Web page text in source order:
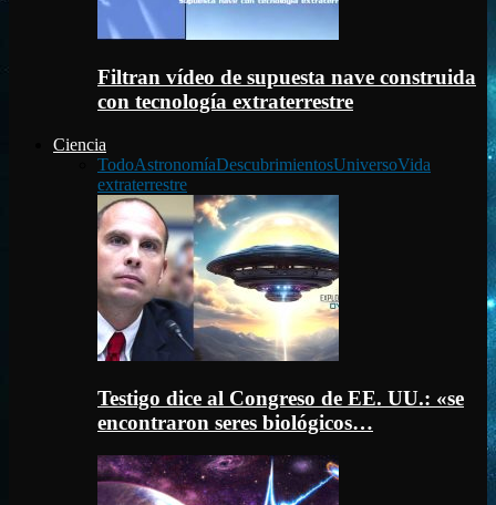
Filtran vídeo de supuesta nave construida
con tecnología extraterrestre
Ciencia
TodoAstronomíaDescubrimientosUniversoVida
extraterrestre
Testigo dice al Congreso de EE. UU.: «se
encontraron seres biológicos…